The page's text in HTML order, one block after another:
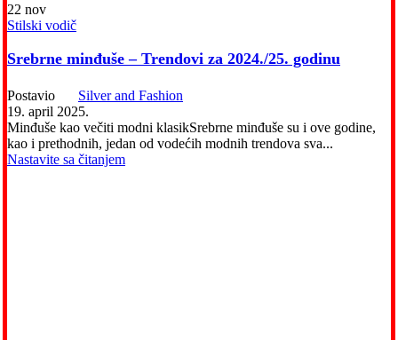
22 nov
Stilski vodič
Srebrne minđuše – Trendovi za 2024./25. godinu
Postavio
Silver and Fashion
19. april 2025.
Minđuše kao večiti modni klasik​ Srebrne minđuše su i ove godine,
kao i prethodnih, jedan od vodećih modnih trendova sva...
Nastavite sa čitanjem